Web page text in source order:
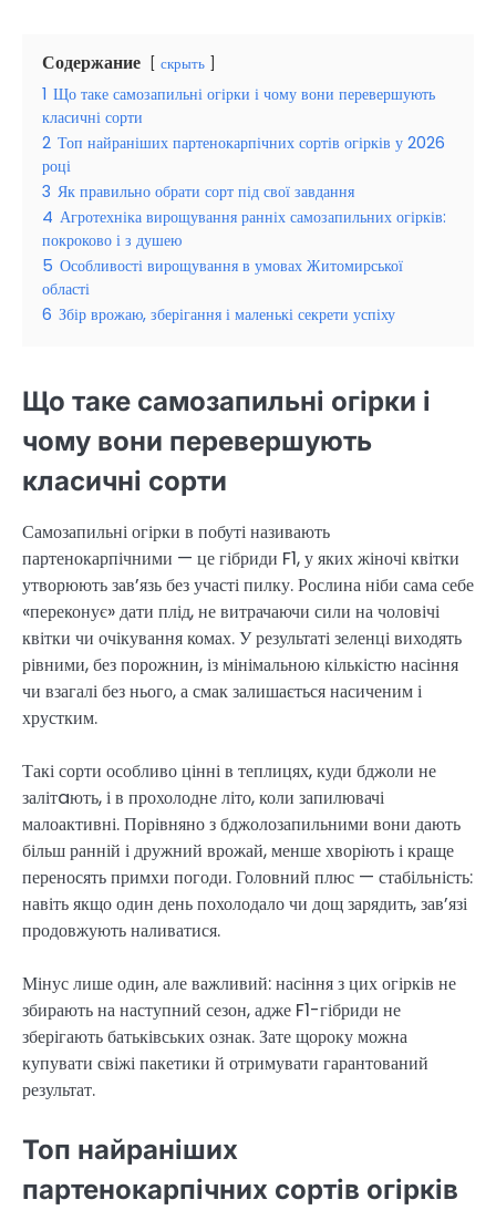
Содержание скрыть
1 Що таке самозапильні огірки і чому вони перевершують
класичні сорти
2 Топ найраніших партенокарпічних сортів огірків у 2026
році
3 Як правильно обрати сорт під свої завдання
4 Агротехніка вирощування ранніх самозапильних огірків:
покроково і з душею
5 Особливості вирощування в умовах Житомирської
області
6 Збір врожаю, зберігання і маленькі секрети успіху
Що таке самозапильні огірки і
чому вони перевершують
класичні сорти
Самозапильні огірки в побуті називають
партенокарпічними — це гібриди F1, у яких жіночі квітки
утворюють зав’язь без участі пилку. Рослина ніби сама себе
«переконує» дати плід, не витрачаючи сили на чоловічі
квітки чи очікування комах. У результаті зеленці виходять
рівними, без порожнин, із мінімальною кількістю насіння
чи взагалі без нього, а смак залишається насиченим і
хрустким.
Такі сорти особливо цінні в теплицях, куди бджоли не
залітaють, і в прохолодне літо, коли запилювачі
малоактивні. Порівняно з бджолозапильними вони дають
більш ранній і дружний врожай, менше хворіють і краще
переносять примхи погоди. Головний плюс — стабільність:
навіть якщо один день похолодало чи дощ зарядить, зав’язі
продовжують наливатися.
Мінус лише один, але важливий: насіння з цих огірків не
збирають на наступний сезон, адже F1-гібриди не
зберігають батьківських ознак. Зате щороку можна
купувати свіжі пакетики й отримувати гарантований
результат.
Топ найраніших
партенокарпічних сортів огірків